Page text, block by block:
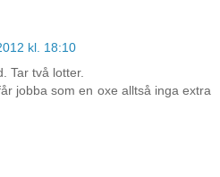
kl. 18:10
Tar två lotter.
jobba som en oxe alltså inga extra